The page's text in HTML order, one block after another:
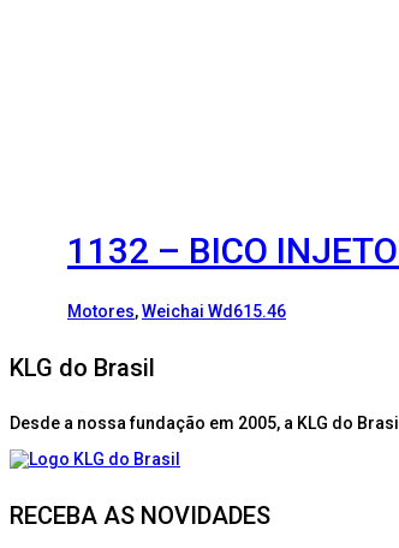
1132 – BICO
Motores,Weichai Wd615.46
KLG do Brasil
Desde a nossa fundação em 2005, a KLG do
RECEBA AS NOVIDADES